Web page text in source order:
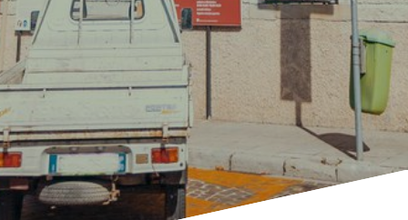
Ritorna alla lista